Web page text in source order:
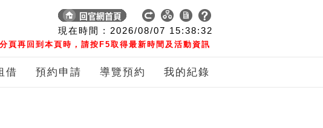
現在時間 : 2026/08/07 15:38:33
頁再回到本頁時，請按F5取得最新時間及活動資訊
借 預約申請 導覽預約 我的紀錄